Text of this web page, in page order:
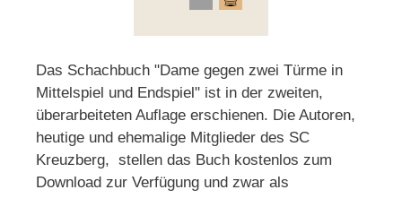
Das Schachbuch "Dame gegen zwei Türme in
Mittelspiel und Endspiel" ist in der zweiten,
überarbeiteten Auflage erschienen. Die Autoren,
heutige und ehemalige Mitglieder des SC
Kreuzberg, stellen das Buch kostenlos zum
Download zur Verfügung und zwar als